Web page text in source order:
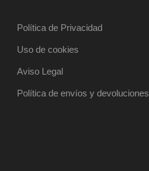
Política de Privacidad
Uso de cookies
Aviso Legal
Política de envíos y devoluciones